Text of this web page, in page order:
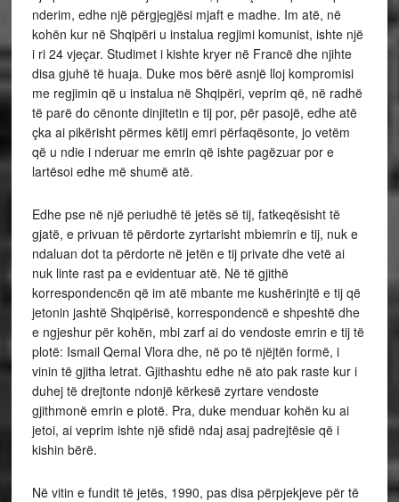
nderim, edhe një përgjegjësi mjaft e madhe. Im atë, në
kohën kur në Shqipëri u instalua regjimi komunist, ishte një
i ri 24 vjeçar. Studimet i kishte kryer në Francë dhe njihte
disa gjuhë të huaja. Duke mos bërë asnjë lloj kompromisi
me regjimin që u instalua në Shqipëri, veprim që, në radhë
të parë do cënonte dinjitetin e tij por, për pasojë, edhe atë
çka ai pikërisht përmes këtij emri përfaqësonte, jo vetëm
që u ndie i nderuar me emrin që ishte pagëzuar por e
lartësoi edhe më shumë atë.
Edhe pse në një periudhë të jetës së tij, fatkeqësisht të
gjatë, e privuan të përdorte zyrtarisht mbiemrin e tij, nuk e
ndaluan dot ta përdorte në jetën e tij private dhe vetë ai
nuk linte rast pa e evidentuar atë. Në të gjithë
korrespondencën që im atë mbante me kushërinjtë e tij që
jetonin jashtë Shqipërisë, korrespondencë e shpeshtë dhe
e ngjeshur për kohën, mbi zarf ai do vendoste emrin e tij të
plotë: Ismail Qemal Vlora dhe, në po të njëjtën formë, i
vinin të gjitha letrat. Gjithashtu edhe në ato pak raste kur i
duhej të drejtonte ndonjë kërkesë zyrtare vendoste
gjithmonë emrin e plotë. Pra, duke menduar kohën ku ai
jetoi, ai veprim ishte një sfidë ndaj asaj padrejtësie që i
kishin bërë.
Në vitin e fundit të jetës, 1990, pas disa përpjekjeve për të